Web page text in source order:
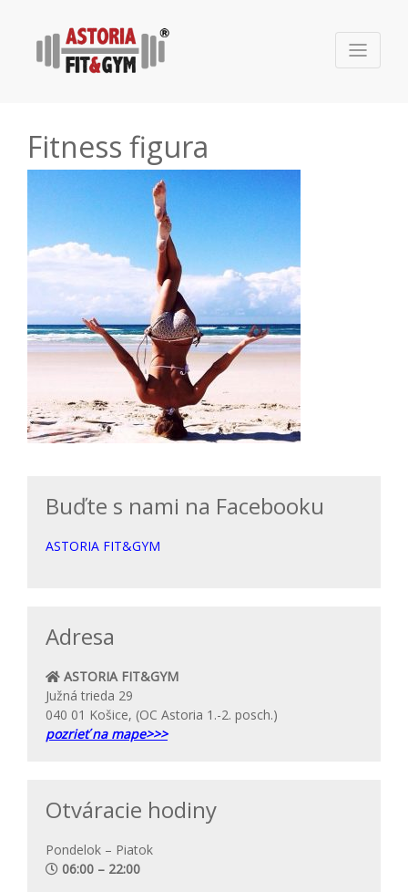
Fitness figura
Buďte s nami na Facebooku
ASTORIA FIT&GYM
Adresa
ASTORIA FIT&GYM
Južná trieda 29
040 01 Košice, (OC Astoria 1.-2. posch.)
pozrieť na mape>>>
Otváracie hodiny
Pondelok – Piatok
06:00 – 22:00